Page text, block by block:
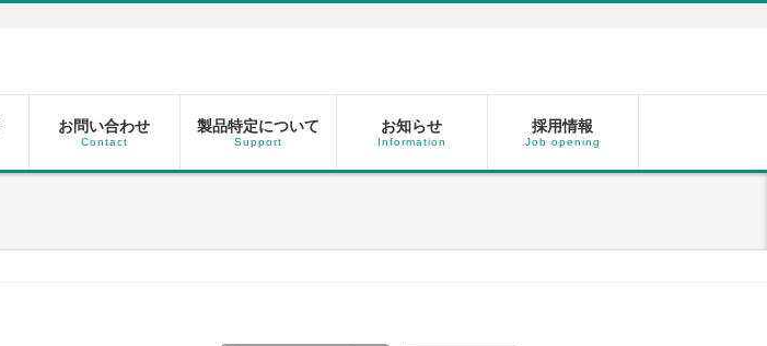
お問い合わせ
Contact
製品特定について
Support
お知らせ
Information
採用情報
Job opening